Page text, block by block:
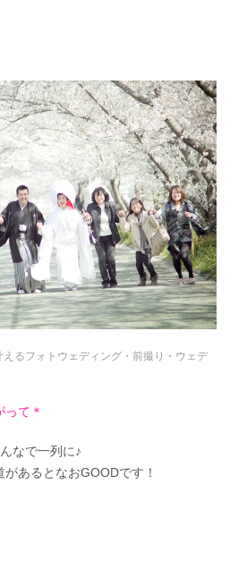
るフォトウェディング・前撮り・ウェデ
て＊
なで一列に♪
あるとなおGOODです！